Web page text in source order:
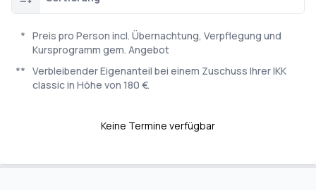
* Preis pro Person incl. Übernachtung, Verpflegung und
Kursprogramm gem. Angebot
** Verbleibender Eigenanteil bei einem Zuschuss Ihrer IKK
classic in Höhe von 180 €.
Keine Termine verfügbar